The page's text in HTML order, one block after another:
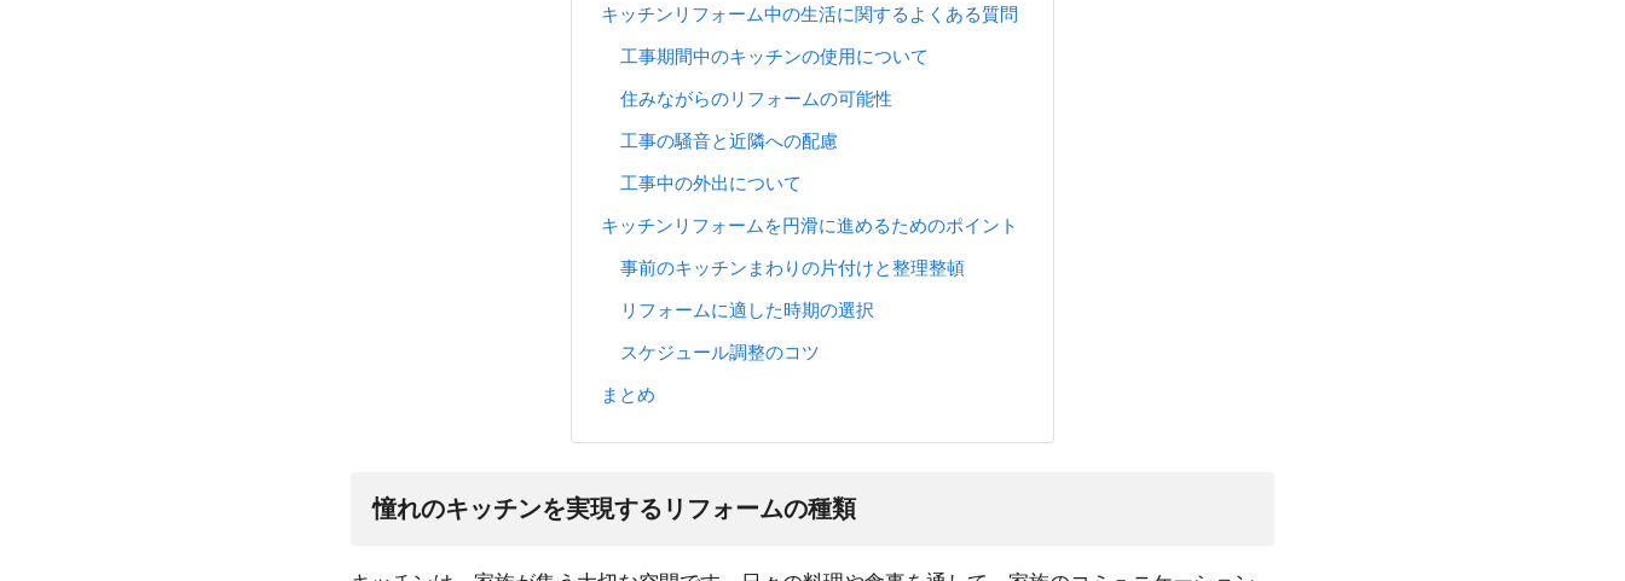
キッチンリフォーム中の生活に関するよくある質問
工事期間中のキッチンの使用について
住みながらのリフォームの可能性
工事の騒音と近隣への配慮
工事中の外出について
キッチンリフォームを円滑に進めるためのポイント
事前のキッチンまわりの片付けと整理整頓
リフォームに適した時期の選択
スケジュール調整のコツ
まとめ
憧れのキッチンを実現するリフォームの種類